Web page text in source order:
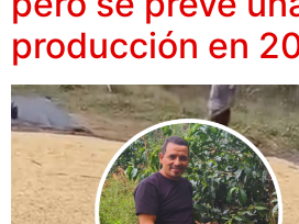
producción en